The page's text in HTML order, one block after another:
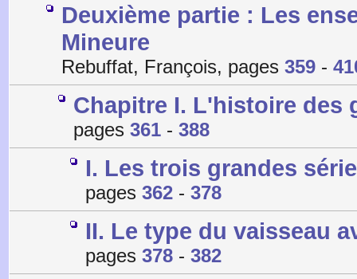
Deuxième partie : Les
Mineure
Rebuffat, François, pages 359 -
Chapitre I. L'histoire des
pages 361 - 388
I. Les trois grandes
pages 362 - 378
II. Le type du vaisseau
pages 378 - 382